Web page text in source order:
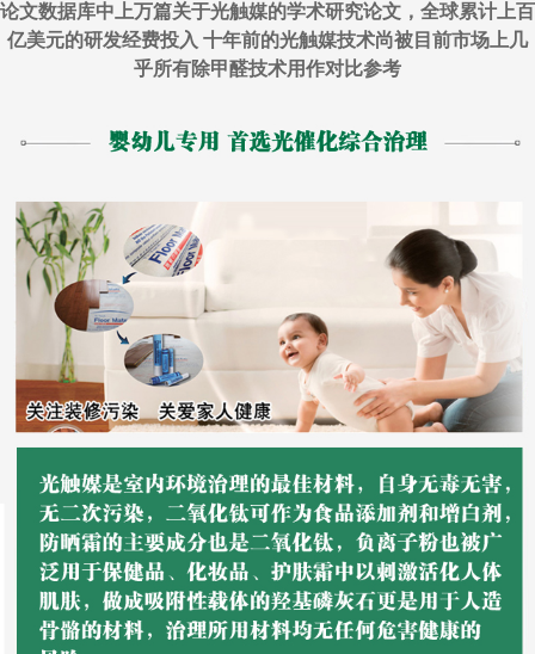
论文数据库中上万篇关于光触媒的学术研究论文，全球累计上百
亿美元的研发经费投入 十年前的光触媒技术尚被目前市场上几
乎所有除甲醛技术用作对比参考